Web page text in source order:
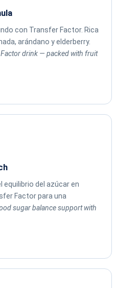
con Transfer Factor. Rica
arándano y elderberry.
drink — packed with fruit
equilibrio del azúcar en
Factor para una
sugar balance support with